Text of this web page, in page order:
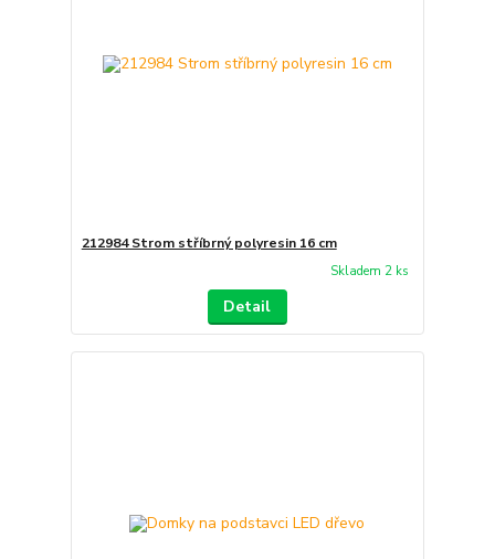
212984 Strom stříbrný polyresin 16 cm
Skladem 2 ks
Detail